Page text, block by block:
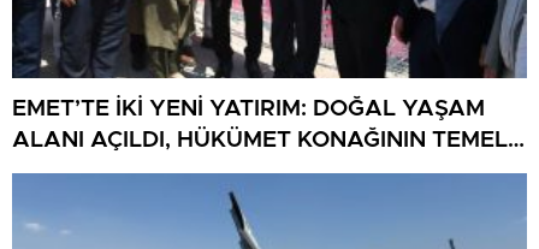
EMET’TE İKİ YENİ YATIRIM: DOĞAL YAŞAM
ALANI AÇILDI, HÜKÜMET KONAĞININ TEMELİ
ATILDI